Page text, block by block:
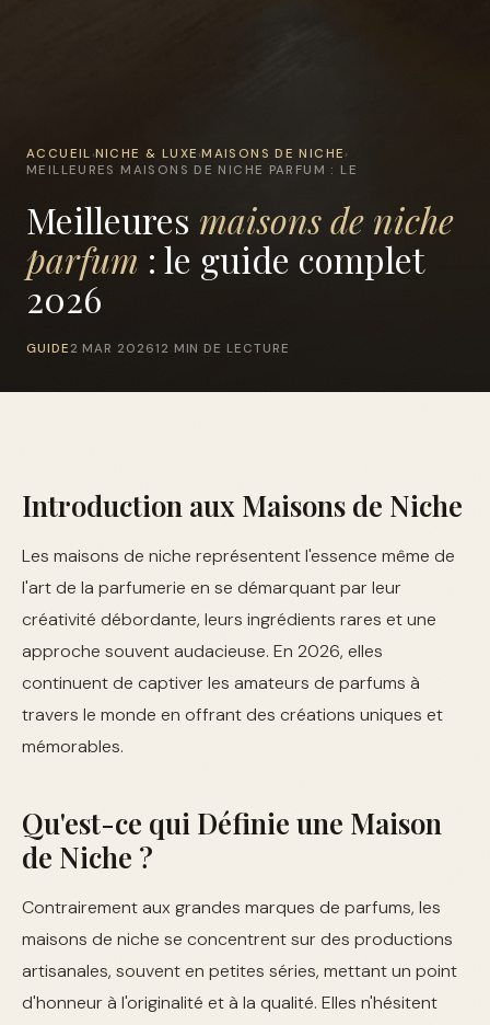
ACCUEIL ›NICHE & LUXE ›MAISONS DE NICHE ›
MEILLEURES MAISONS DE NICHE PARFUM : LE
Meilleures maisons de niche
parfum : le guide complet
2026
GUIDE 2 MAR 202612 MIN DE LECTURE
Introduction aux Maisons de Niche
Les maisons de niche représentent l'essence même de
l'art de la parfumerie en se démarquant par leur
créativité débordante, leurs ingrédients rares et une
approche souvent audacieuse. En 2026, elles
continuent de captiver les amateurs de parfums à
travers le monde en offrant des créations uniques et
mémorables.
Qu'est-ce qui Définie une Maison
de Niche ?
Contrairement aux grandes marques de parfums, les
maisons de niche se concentrent sur des productions
artisanales, souvent en petites séries, mettant un point
d'honneur à l'originalité et à la qualité. Elles n'hésitent